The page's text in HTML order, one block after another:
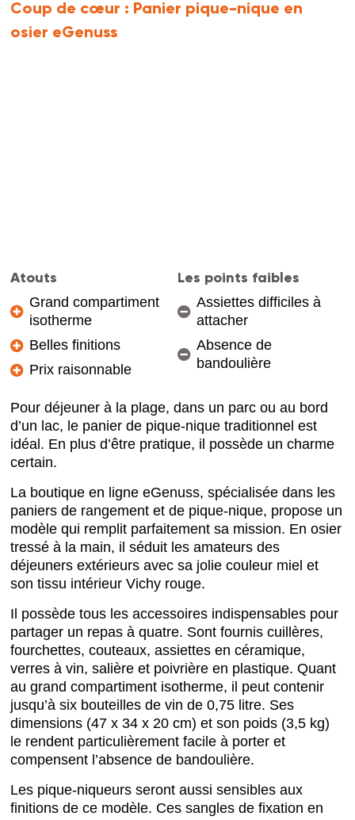
Coup de cœur : Panier pique-nique en
osier eGenuss
Atouts
Grand compartiment
isotherme
Belles finitions
Prix raisonnable
Les points faibles
Assiettes difficiles à
attacher
Absence de
bandoulière
Pour déjeuner à la plage, dans un parc ou au bord
d’un lac, le panier de pique-nique traditionnel est
idéal. En plus d’être pratique, il possède un charme
certain.
La boutique en ligne eGenuss, spécialisée dans les
paniers de rangement et de pique-nique, propose un
modèle qui remplit parfaitement sa mission. En osier
tressé à la main, il séduit les amateurs des
déjeuners extérieurs avec sa jolie couleur miel et
son tissu intérieur Vichy rouge.
Il possède tous les accessoires indispensables pour
partager un repas à quatre. Sont fournis cuillères,
fourchettes, couteaux, assiettes en céramique,
verres à vin, salière et poivrière en plastique. Quant
au grand compartiment isotherme, il peut contenir
jusqu’à six bouteilles de vin de 0,75 litre. Ses
dimensions (47 x 34 x 20 cm) et son poids (3,5 kg)
le rendent particulièrement facile à porter et
compensent l’absence de bandoulière.
Les pique-niqueurs seront aussi sensibles aux
finitions de ce modèle. Ces sangles de fixation en